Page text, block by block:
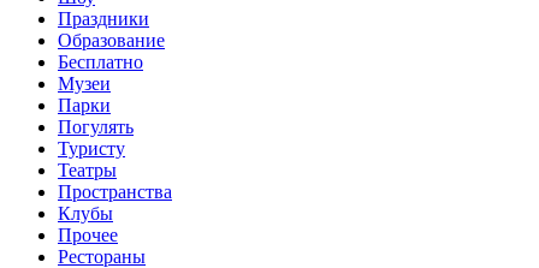
Праздники
Образование
Бесплатно
Музеи
Парки
Погулять
Туристу
Театры
Пространства
Клубы
Прочее
Рестораны